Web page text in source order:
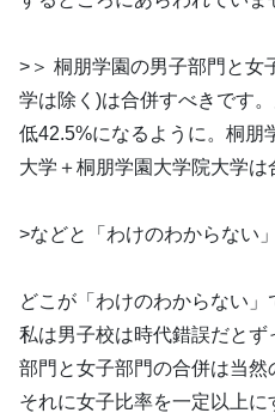
>＞ 桐朋学園の男子部門と女
学は除く)は合併すべきです
低42.5%になるように。桐朋
大学＋桐朋学園大学院大学は
>などと「わけのわからない
どこが「わけのわからない」
私は男子校は時代錯誤だと
部門と女子部門の合併は当然
それに女子比率を一定以上